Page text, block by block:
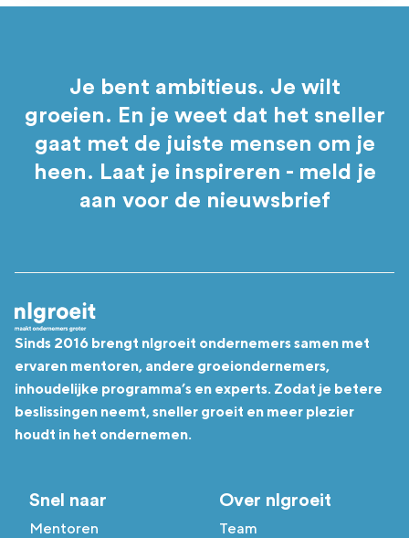
Je bent ambitieus. Je wilt
groeien. En je weet dat het sneller
gaat met de juiste mensen om je
heen. Laat je inspireren - meld je
aan voor de nieuwsbrief
Sinds 2016 brengt nlgroeit ondernemers samen met
ervaren mentoren, andere groeiondernemers,
inhoudelijke programma’s en experts. Zodat je betere
beslissingen neemt, sneller groeit en meer plezier
houdt in het ondernemen.
Snel naar
Mentoren
Over nlgroeit
Team